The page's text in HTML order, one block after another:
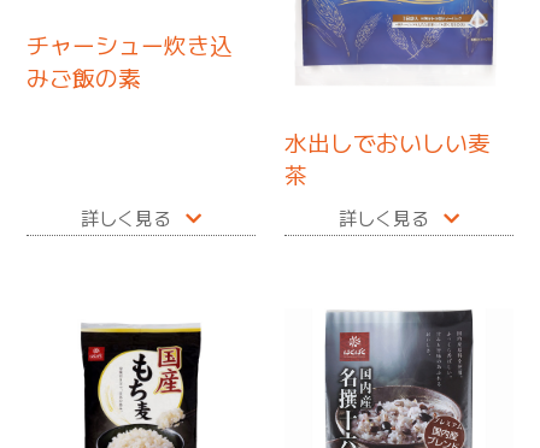
チャーシュー炊き込
みご飯の素
詳しく見る
水出しでおいしい麦
茶
詳しく見る